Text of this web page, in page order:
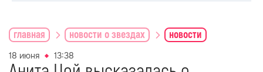
главная новости о звездах новости
18 июня 13:38